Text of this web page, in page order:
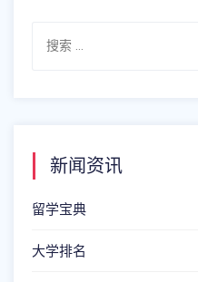
新闻资讯
留学宝典
大学排名